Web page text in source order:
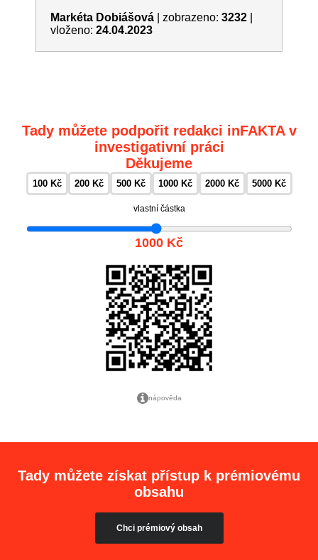
Markéta Dobiášová zobrazeno: 3232
vloženo: 24.04.2023
Tady můžete podpořit redakci inFAKTA v
investigativní práci
Děkujeme
100 Kč 200 Kč 500 Kč 1000 Kč 2000 Kč 5000 Kč
vlastní částka
1000 Kč
nápověda
Tady můžete získat přístup k prémiovému
obsahu
Chci prémiový obsah